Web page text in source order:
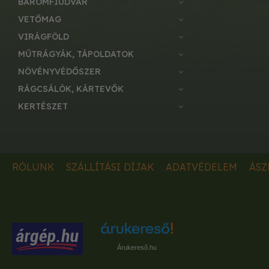
VETŐMAG
VIRÁGFÖLD
MŰTRÁGYÁK, TÁPOLDATOK
NÖVÉNYVÉDŐSZER
RÁGCSÁLÓK, KÁRTEVŐK
KERTÉSZET
RÓLUNK SZÁLLÍTÁSI DÍJAK ADATVÉDELEM
Árukereső.hu